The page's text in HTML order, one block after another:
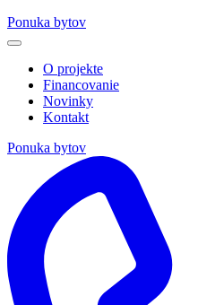
Ponuka bytov
O projekte
Financovanie
Novinky
Kontakt
Ponuka bytov